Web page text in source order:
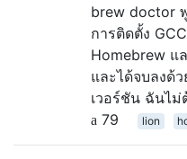
brew doctor
การติดตั้ง
Homebrew แ
และได้จบลงด้
เวอร์ชัน ฉันไ
79
lion